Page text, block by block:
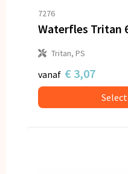
7276
Waterfles Tritan
Tritan, PS
vanaf € 3,07